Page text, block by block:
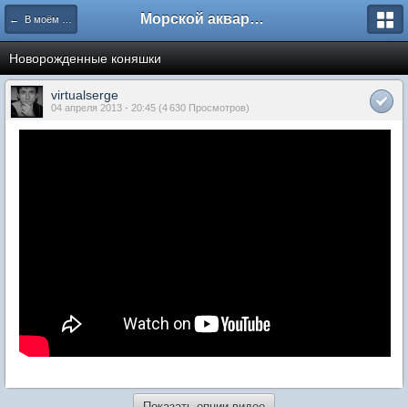
← В моём аквариуме Морской аквариум. Форумы ReefCentral.ru
Новорожденные коняшки
virtualserge
04 апреля 2013 - 20:45 (4 630 Просмотров)